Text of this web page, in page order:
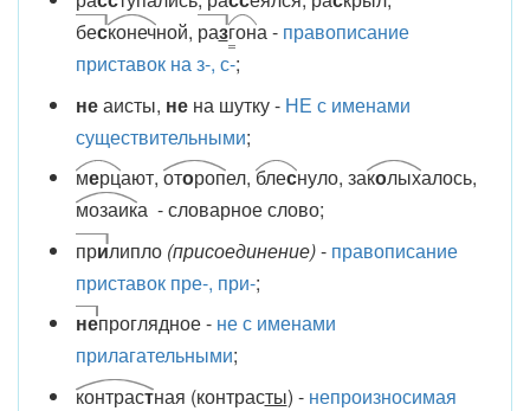
бесконечной, разгона - правописание
приставок на з-, с-;
неаисты, нена шутку - НЕ с именами
существительными;
мерцают, оторопел, блеснуло, заколыхалось,
мозаика - словарное слово;
прилипло(присоединение)- правописание
приставок пре-, при-;
непроглядное - не с именами
прилагательными;
контрастная (контрасты) - непроизносимая